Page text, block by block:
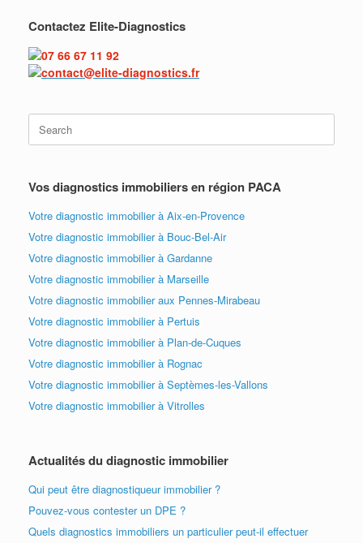
Contactez Elite-Diagnostics
07 66 67 11 92
contact@elite-diagnostics.fr
Vos diagnostics immobiliers en région PACA
Votre diagnostic immobilier à Aix-en-Provence
Votre diagnostic immobilier à Bouc-Bel-Air
Votre diagnostic immobilier à Gardanne
Votre diagnostic immobilier à Marseille
Votre diagnostic immobilier aux Pennes-Mirabeau
Votre diagnostic immobilier à Pertuis
Votre diagnostic immobilier à Plan-de-Cuques
Votre diagnostic immobilier à Rognac
Votre diagnostic immobilier à Septèmes-les-Vallons
Votre diagnostic immobilier à Vitrolles
Actualités du diagnostic immobilier
Qui peut être diagnostiqueur immobilier ?
Pouvez-vous contester un DPE ?
Quels diagnostics immobiliers un particulier peut-il effectuer